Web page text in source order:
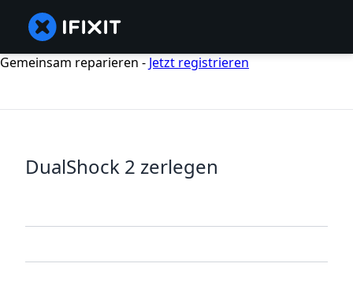
Gemeinsam reparieren - Jetzt registrieren
DualShock 2 zerlegen